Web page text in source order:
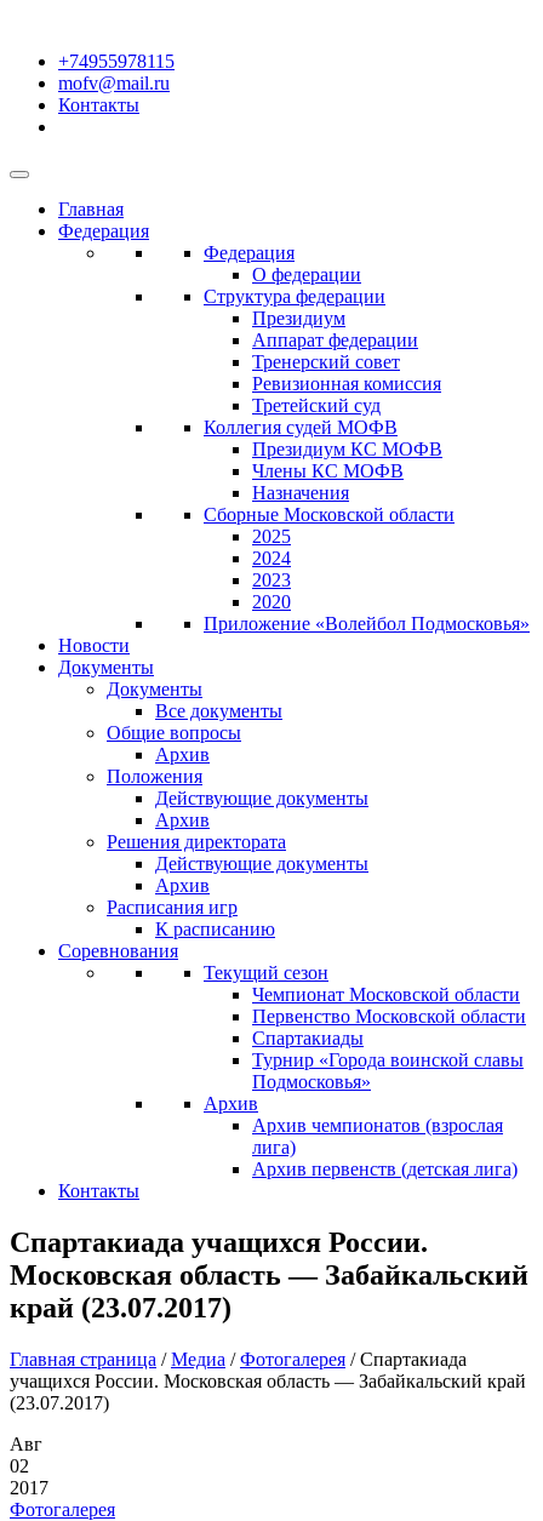
+74955978115
mofv@mail.ru
Контакты
Главная
Федерация
Федерация
О федерации
Структура федерации
Президиум
Аппарат федерации
Тренерский совет
Ревизионная комиссия
Третейский суд
Коллегия судей МОФВ
Президиум КС МОФВ
Члены КС МОФВ
Назначения
Сборные Московской области
2025
2024
2023
2020
Приложение «Волейбол Подмосковья»
Новости
Документы
Документы
Все документы
Общие вопросы
Архив
Положения
Действующие документы
Архив
Решения директората
Действующие документы
Архив
Расписания игр
К расписанию
Соревнования
Текущий сезон
Чемпионат Московской области
Первенство Московской области
Спартакиады
Турнир «Города воинской славы
Подмосковья»
Архив
Архив чемпионатов (взрослая
лига)
Архив первенств (детская лига)
Контакты
Спартакиада учащихся России.
Московская область — Забайкальский
край (23.07.2017)
Главная страница /Медиа /Фотогалерея /Спартакиада
учащихся России. Московская область — Забайкальский край
(23.07.2017)
Авг
02
2017
Фотогалерея